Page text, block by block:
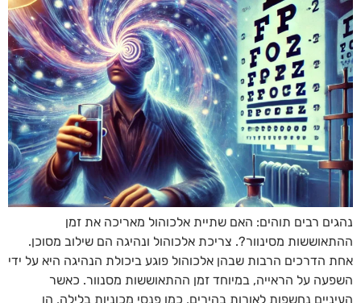
נהגים רבים תוהים: האם שתיית אלכוהול מאריכה את זמן
ההתאוששות מסינוור?. צריכת אלכוהול ונהיגה הם שילוב מסוכן.
אחת הדרכים הרבות שבהן אלכוהול פוגע ביכולת הנהיגה היא על ידי
השפעה על הראייה, במיוחד זמן ההתאוששות מסנוור. כאשר
העיניים נחשפות לאורות בהירים, כמו פנסי מכוניות בלילה, הן